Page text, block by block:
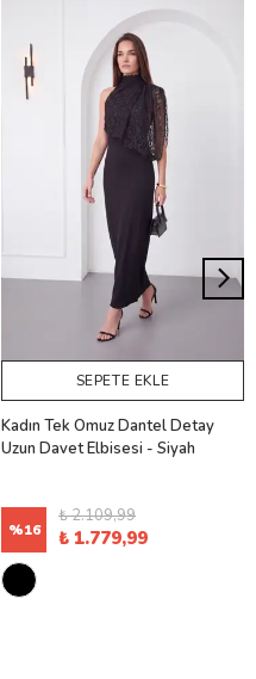
SEPETE EKLE
Kadın Tek Omuz Dantel Detay
Uzun Davet Elbisesi - Siyah
%16
₺ 2.109,99
₺ 1.779,99